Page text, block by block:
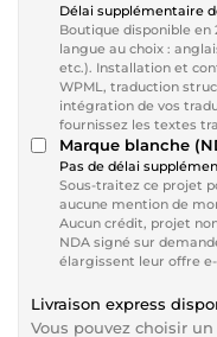
Délai supplémentaire
Boutique disponible en
langue au choix :
etc.). Installation et
WPML, traduction
intégration de vos
fournissez les textes
Marque blanche
Pas de délai
Sous-traitez ce projet
aucune mention de
Aucun crédit, projet
NDA signé sur
élargissent leur offre
Livraison express
Vous pouvez choisir